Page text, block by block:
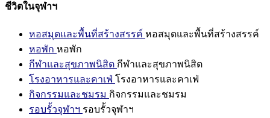
ชีวิตในจุฬาฯ
หอสมุดและพื้นที่สร้างสรรค์ หอสมุดและพื้นที่สร้างสรรค์
หอพัก หอพัก
กีฬาและสุขภาพนิสิต กีฬาและสุขภาพนิสิต
โรงอาหารและคาเฟ่ โรงอาหารและคาเฟ่
กิจกรรมและชมรม กิจกรรมและชมรม
รอบรั้วจุฬาฯ รอบรั้วจุฬาฯ